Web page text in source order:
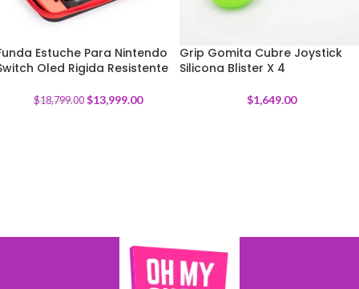
-26%
Estuche Para Nintendo
Oled Rigida Resistente
$18,799.00 $13,999.00
Grip Gomita Cubre Joystick
Silicona Blister X 4
$1,649.00